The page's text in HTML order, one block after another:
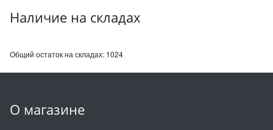
Наличие на складах
Общий остаток на складах: 1024
О магазине